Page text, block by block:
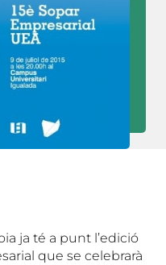
ja té a punt l’edició
que se celebrarà